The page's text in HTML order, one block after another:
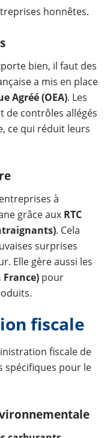
honnêtes.
bien, il faut des
a mis en place
Agréé (OEA). Les
de contrôles allégés
ce qui réduit leurs
à
grâce aux RTC
. Cela
surprises
Elle gère aussi les
pour
fiscale
fiscale de
spécifiques pour le